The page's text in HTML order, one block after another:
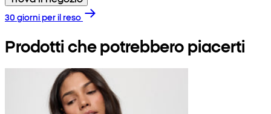
30 giorni per il reso
Prodotti che potrebbero piacerti